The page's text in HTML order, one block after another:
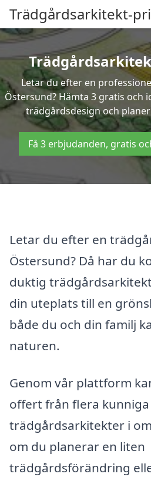
Trädgårdsarkitekt-
Letar du efter en
Östersund? Hämta 3 gratis och
trädgårdsdesign och
Få 3 erbjudanden, gratis
Letar du efter en
Östersund? Då har du
duktig
din uteplats till en
både du och din familj
naturen.
Genom vår plattform
offert från flera kunniga
trädgårdsarkitekter i
om du planerar en liten
trädgårdsförändring